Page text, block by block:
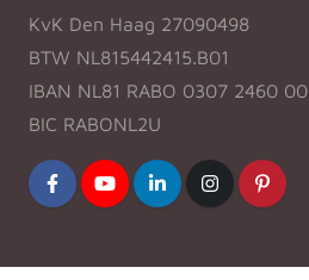
KvK Den Haag 27090498
BTW NL815442415.B01
IBAN NL81 RABO 0307 2460 00
BIC RABONL2U